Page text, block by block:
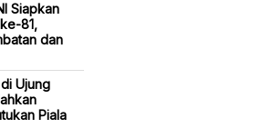
Siapkan
81,
dan
Ujung
Piala